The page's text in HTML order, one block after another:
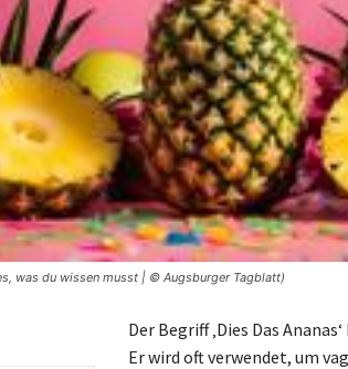
was du wissen musst | © Augsburger Tagblatt)
Der Begriff ‚Dies Das
Er wird oft verwendet, um